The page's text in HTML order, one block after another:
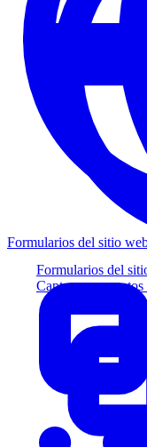
Formularios del
Capture
Formularios del sitio